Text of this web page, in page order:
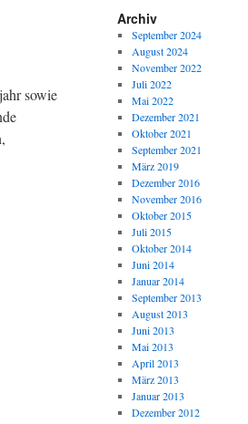
sowie
Archiv
September 2024
August 2024
November 2022
Juli 2022
Mai 2022
Dezember 2021
Oktober 2021
September 2021
März 2019
Dezember 2016
November 2016
Oktober 2015
Juli 2015
Oktober 2014
Juni 2014
Januar 2014
September 2013
August 2013
Juni 2013
Mai 2013
April 2013
März 2013
Januar 2013
Dezember 2012